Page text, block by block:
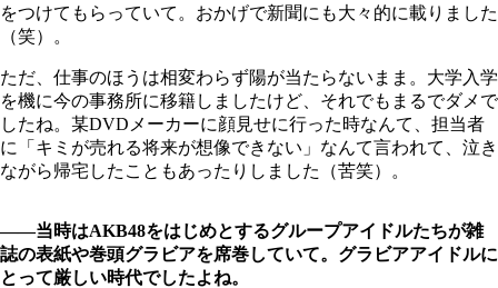
をつけてもらっていて。おかげで新聞にも大々的に載りました
（笑）。
ただ、仕事のほうは相変わらず陽が当たらないまま。大学入学
を機に今の事務所に移籍しましたけど、それでもまるでダメで
したね。某DVDメーカーに顔見せに行った時なんて、担当者
に「キミが売れる将来が想像できない」なんて言われて、泣き
ながら帰宅したこともあったりしました（苦笑）。
――当時はAKB48をはじめとするグループアイドルたちが雑
誌の表紙や巻頭グラビアを席巻していて。グラビアアイドルに
とって厳しい時代でしたよね。